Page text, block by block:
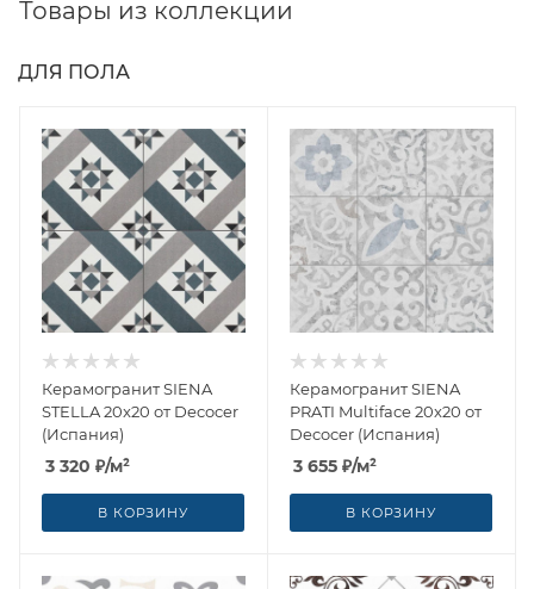
Товары из коллекции
ДЛЯ ПОЛА
Керамогранит SIENA
STELLA 20x20 от Decocer
(Испания)
3 320 ₽/м²
В КОРЗИНУ
Керамогранит SIENA
PRATI Multiface 20x20 от
Decocer (Испания)
3 655 ₽/м²
В КОРЗИНУ